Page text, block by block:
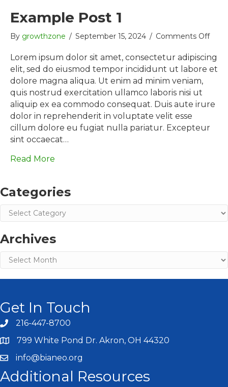
Example Post 1
By growthzone / September 15, 2024 / Comments Offon
Post
1
Lorem ipsum dolor sit amet, consectetur adipiscing
elit, sed do eiusmod tempor incididunt ut labore et
dolore magna aliqua. Ut enim ad minim veniam,
quis nostrud exercitation ullamco laboris nisi ut
aliquip ex ea commodo consequat. Duis aute irure
dolor in reprehenderit in voluptate velit esse
cillum dolore eu fugiat nulla pariatur. Excepteur
sint occaecat…
Read More
Categories
Categories
Archives
Archives
Get In Touch
216-447-8700
799 White Pond Dr. Akron, OH 44320
info@bianeo.org
Additional Resources